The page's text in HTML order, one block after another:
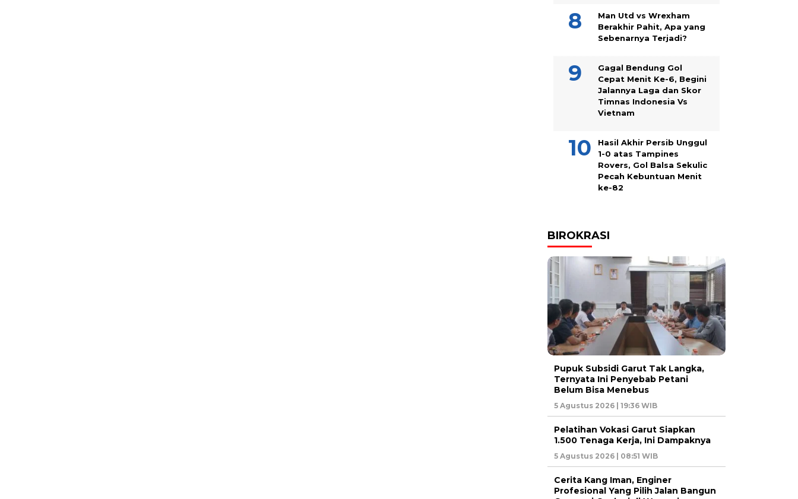
Man Utd vs Wrexham
Berakhir Pahit, Apa yang
Sebenarnya Terjadi?
Gagal Bendung Gol
Cepat Menit Ke-6, Begini
Jalannya Laga dan Skor
Timnas Indonesia Vs
Vietnam
Hasil Akhir Persib Unggul
1-0 atas Tampines
Rovers, Gol Balsa Sekulic
Pecah Kebuntuan Menit
ke-82
BIROKRASI
Pupuk Subsidi Garut Tak Langka,
Ternyata Ini Penyebab Petani
Belum Bisa Menebus
5 Agustus 2026 | 19:36 WIB
Pelatihan Vokasi Garut Siapkan
1.500 Tenaga Kerja, Ini Dampaknya
5 Agustus 2026 | 08:51 WIB
Cerita Kang Iman, Enginer
Profesional Yang Pilih Jalan Bangun